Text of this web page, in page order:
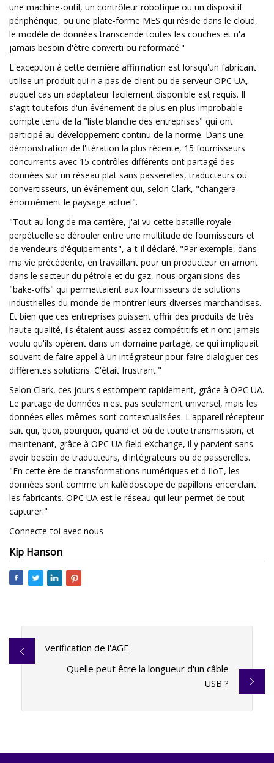
une machine-outil, un contrôleur robotique ou un dispositif
périphérique, ou une plate-forme MES qui réside dans le cloud,
le modèle de données transcende toutes les couches et n'a
jamais besoin d'être converti ou reformaté."
L'exception à cette dernière affirmation est lorsqu'un fabricant
utilise un produit qui n'a pas de client ou de serveur OPC UA,
auquel cas un adaptateur facilement disponible est requis. Il
s'agit toutefois d'un événement de plus en plus improbable
compte tenu de la "liste blanche des entreprises" qui ont
participé au développement continu de la norme. Dans une
démonstration de l'itération la plus récente, 15 fournisseurs
concurrents avec 15 contrôles différents ont partagé des
données sur un réseau plat sans passerelles, traducteurs ou
convertisseurs, un événement qui, selon Clark, "changera
énormément le paysage actuel".
"Tout au long de ma carrière, j'ai vu cette bataille royale
perpétuelle se dérouler entre une multitude de fournisseurs et
de vendeurs d'équipements", a-t-il déclaré. "Par exemple, dans
ma vie précédente, en travaillant pour un producteur en amont
dans le secteur du pétrole et du gaz, nous organisions des
"bake-offs" qui permettaient aux fournisseurs de solutions
industrielles du monde de montrer leurs diverses marchandises.
Et bien que ces entreprises puissent offrir des produits de très
haute qualité, ils étaient aussi assez compétitifs et n'ont jamais
voulu qu'ils opèrent dans un domaine partagé, ce qui impliquait
souvent de faire appel à un intégrateur pour faire dialoguer ces
différentes solutions. C'était frustrant."
Selon Clark, ces jours s'estompent rapidement, grâce à OPC UA.
Le partage de données n'est pas seulement universel, mais les
données elles-mêmes sont contextualisées. L'appareil récepteur
sait qui, quoi, pourquoi, quand et où de toute transmission, et
maintenant, grâce à OPC UA field eXchange, il y parvient sans
avoir besoin de traducteurs, d'intégrateurs ou de passerelles.
"En cette ère de transformations numériques et d'IIoT, les
données sont comme un kaléidoscope de papillons encerclant
les fabricants. OPC UA est le réseau qui leur permet de tout
capturer."
Connecte-toi avec nous
Kip Hanson
verification de l'AGE
Quelle peut être la longueur d'un câble
USB ?